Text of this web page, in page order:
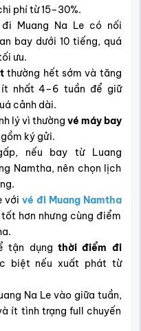
phí từ 15–30%.
Muang Na Lecó nối
bay dưới 10 tiếng, quá
ưu.
thường hết sớm và tăng
nhất 4–6 tuần để giữ
cảnh dài.
lý vì thường vé máy bay
ký gửi.
nếu bay từ Luang
Namtha, nên chọn lịch
vớivé đi Muang Namtha
hơn nhưng cùng điểm
tận dụng thời điểm đi
biệt nếu xuất phát từ
Na Le vào giữa tuần,
ít tình trạng full chuyến